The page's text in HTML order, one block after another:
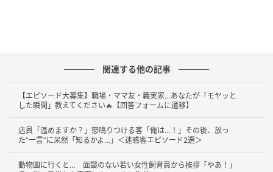
出典：Nami（@zoomy.315）さん
飛行機の機内で、温かい飲み物を注文した投稿者さ
関連する他の記事
【エピソード大募集】職場・ママ友・義実家…あなたが「モヤッと
した瞬間」教えてください🔥【回答フォームに遷移】
店員「温めますか？」怒鳴りつける客「俺は…！」その後、放っ
た“一言”に呆然「知るかよ…」＜迷惑客エピソード2選＞
動物園に行くと… 面識のない若い女性飼育員から挨拶「やあ！」